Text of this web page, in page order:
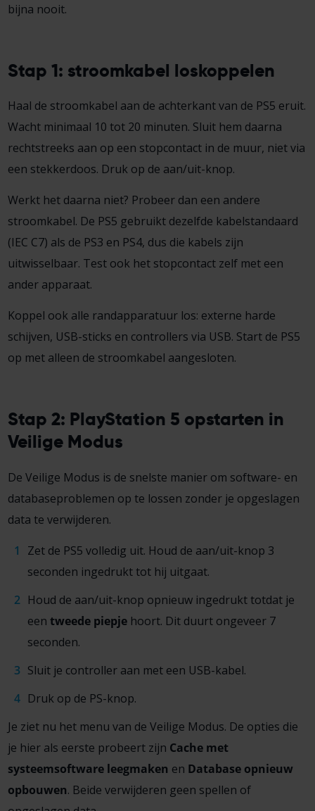
bijna nooit.
Stap 1: stroomkabel loskoppelen
Haal de stroomkabel aan de achterkant van de PS5 eruit.
Wacht minimaal 10 tot 20 minuten. Sluit hem daarna
rechtstreeks aan op een stopcontact in de muur, niet via
een stekkerdoos. Druk op de aan/uit-knop.
Werkt het daarna niet? Probeer dan een andere
stroomkabel. De PS5 gebruikt dezelfde kabelstandaard
(IEC C7) als de PS3 en PS4, dus die kabels zijn
uitwisselbaar. Test ook het stopcontact zelf met een
ander apparaat.
Koppel ook alle randapparatuur los: externe harde
schijven, USB-sticks en controllers via USB. Start de PS5
op met alleen de stroomkabel aangesloten.
Stap 2: PlayStation 5 opstarten in
Veilige Modus
De Veilige Modus is de snelste manier om software- en
databaseproblemen op te lossen zonder je opgeslagen
data te verwijderen.
Zet de PS5 volledig uit. Houd de aan/uit-knop 3
seconden ingedrukt tot hij uitgaat.
Houd de aan/uit-knop opnieuw ingedrukt totdat je
een tweede piepjehoort. Dit duurt ongeveer 7
seconden.
Sluit je controller aan met een USB-kabel.
Druk op de PS-knop.
Je ziet nu het menu van de Veilige Modus. De opties die
je hier als eerste probeert zijn Cache met
systeemsoftware leegmaken en Database opnieuw
opbouwen. Beide verwijderen geen spellen of